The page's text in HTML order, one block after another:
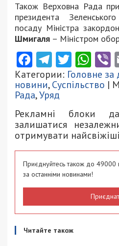
Також Верховна Рада
президента
посаду Міністра
Шмигаля – Міністром
Facebook
Telegram
Twitter
Категории: Головне за
новини,Суспільство |
Рада,Уряд
Рекламні блоки
залишатися
отримувати
Приєднуйтесь також до 49000
за останніми новинами!
Читайте також